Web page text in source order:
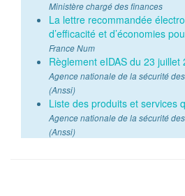
Ministère chargé des finances
La lettre recommandée
d’efficacité et d’économies
France Num
Règlement eIDAS du 23 juillet
Agence nationale de la sécurité
(Anssi)
Liste des produits et services
Agence nationale de la sécurité
(Anssi)